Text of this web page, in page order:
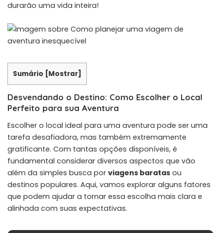
durarão uma vida inteira!
Sumário [Mostrar]
Desvendando o Destino: Como Escolher o Local
Perfeito para sua Aventura
Escolher o local ideal para uma aventura pode ser uma
tarefa desafiadora, mas também extremamente
gratificante. Com tantas opções disponíveis, é
fundamental considerar diversos aspectos que vão
além da simples busca por viagens baratas ou
destinos populares. Aqui, vamos explorar alguns fatores
que podem ajudar a tornar essa escolha mais clara e
alinhada com suas expectativas.